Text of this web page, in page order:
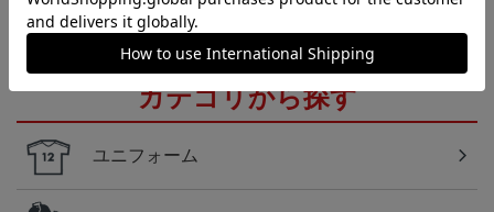
カテゴリから探す
ユニフォーム